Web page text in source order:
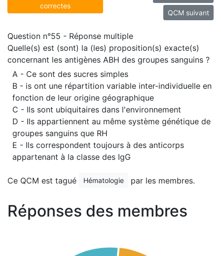
correctes
QCM suivant
Question n°55 - Réponse multiple
Quelle(s) est (sont) la (les) proposition(s) exacte(s)
concernant les antigènes ABH des groupes sanguins ?
A - Ce sont des sucres simples
B - is ont une répartition variable inter-individuelle en
fonction de leur origine géographique
C - Ils sont ubiquitaires dans l'environnement
D - Ils appartiennent au même système génétique de
groupes sanguins que RH
E - Ils correspondent toujours à des anticorps
appartenant à la classe des IgG
Ce QCM est tagué Hématologie par les membres.
Réponses des membres